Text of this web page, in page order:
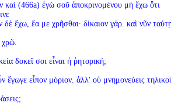
καὶ (466a) ἐγὼ σοῦ ἀποκρινομένου μὴ ἔχω ὅτι
δὲ ἔχω, ἔα με χρῆσθαι· δίκαιον γάρ. καὶ νῦν
χρῶ.
δοκεῖ σοι εἶναι ἡ ῥητορική;
ἔγωγε εἶπον μόριον. ἀλλ' οὐ μνημονεύεις